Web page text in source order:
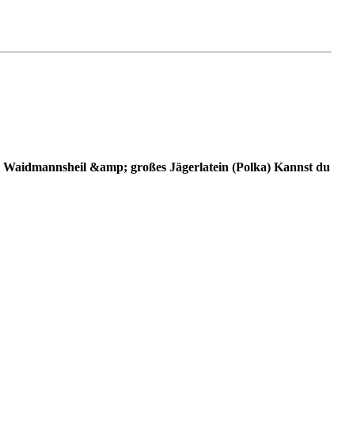
Waidmannsheil &amp; großes Jägerlatein (Polka) Kannst du